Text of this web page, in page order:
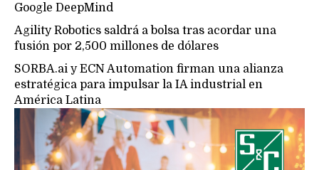
Google DeepMind
Agility Robotics saldrá a bolsa tras acordar una
fusión por 2,500 millones de dólares
SORBA.ai y ECN Automation firman una alianza
estratégica para impulsar la IA industrial en
América Latina